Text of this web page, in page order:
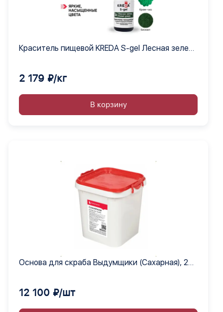
Краситель пищевой KREDA S-gel Лесная зелень
2 179 ₽/кг
В корзину
Основа для скраба Выдумщики (Сахарная), 20
12 100 ₽/шт